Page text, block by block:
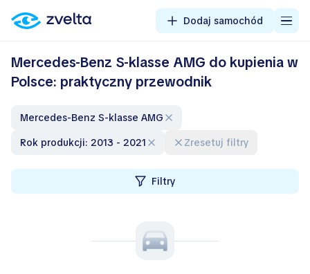
Dodaj samochód
Mercedes-Benz S-klasse AMG do kupienia w
Polsce: praktyczny przewodnik
Mercedes-Benz S-klasse AMG
Rok produkcji: 2013 - 2021
Zresetuj filtry
Filtry